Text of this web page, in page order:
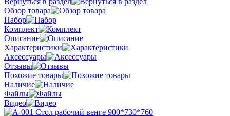
Обзор товара
Набор
Комплект
Описание
Характеристики
Аксессуары
Отзывы
Похожие товары
Наличие
Файлы
Видео